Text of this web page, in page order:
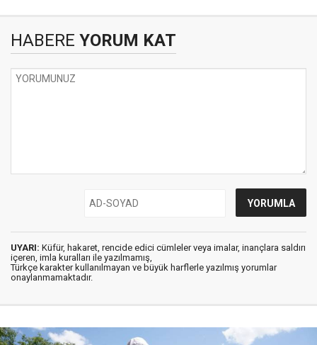
HABERE YORUM KAT
UYARI: Küfür, hakaret, rencide edici cümleler veya imalar, inançlara saldırı
içeren, imla kuralları ile yazılmamış,
Türkçe karakter kullanılmayan ve büyük harflerle yazılmış yorumlar
onaylanmamaktadır.